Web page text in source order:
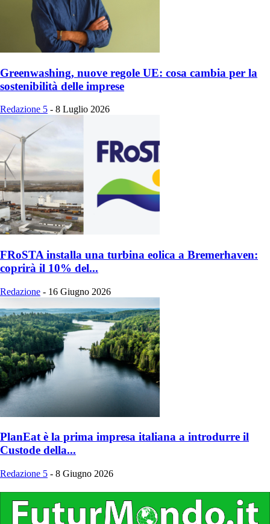
Greenwashing, nuove regole UE: cosa cambia per la
sostenibilità delle imprese
Redazione 5 - 8 Luglio 2026
FRoSTA installa una turbina eolica a Bremerhaven:
coprirà il 10% del...
Redazione - 16 Giugno 2026
PlanEat è la prima impresa italiana a introdurre il
Custode della...
Redazione 5 - 8 Giugno 2026